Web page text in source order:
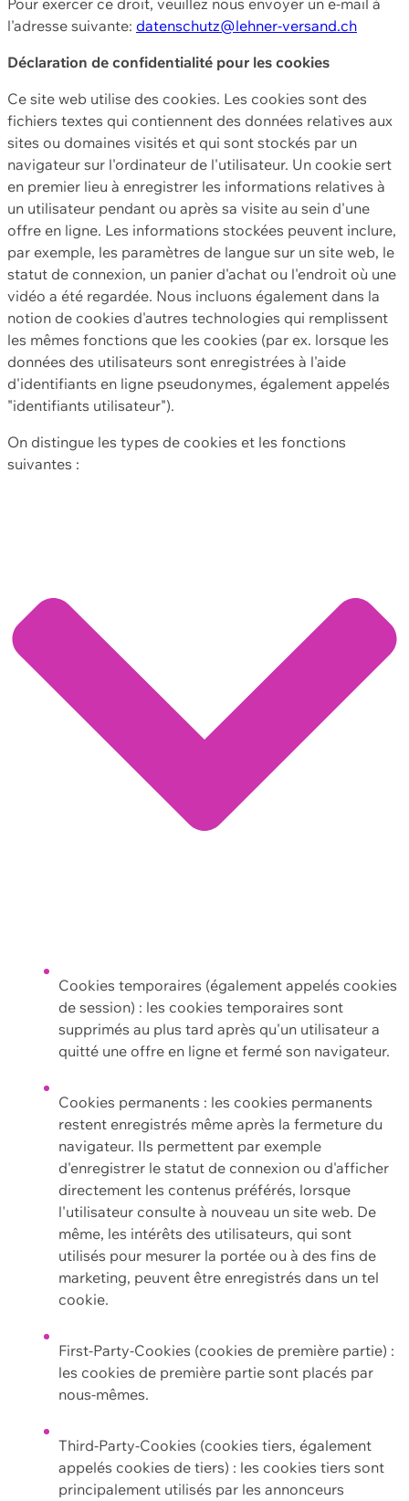
l'adresse suivante: datenschutz@lehner-versand.ch
Déclaration de confidentialité pour les cookies
Ce site web utilise des cookies. Les cookies sont des
fichiers textes qui contiennent des données relatives aux
sites ou domaines visités et qui sont stockés par un
navigateur sur l'ordinateur de l'utilisateur. Un cookie sert
en premier lieu à enregistrer les informations relatives à
un utilisateur pendant ou après sa visite au sein d'une
offre en ligne. Les informations stockées peuvent inclure,
par exemple, les paramètres de langue sur un site web, le
statut de connexion, un panier d'achat ou l'endroit où une
vidéo a été regardée. Nous incluons également dans la
notion de cookies d'autres technologies qui remplissent
les mêmes fonctions que les cookies (par ex. lorsque les
données des utilisateurs sont enregistrées à l'aide
d'identifiants en ligne pseudonymes, également appelés
"identifiants utilisateur").
On distingue les types de cookies et les fonctions
suivantes :
Cookies temporaires (également appelés cookies
de session) : les cookies temporaires sont
supprimés au plus tard après qu'un utilisateur a
quitté une offre en ligne et fermé son navigateur.
Cookies permanents : les cookies permanents
restent enregistrés même après la fermeture du
navigateur. Ils permettent par exemple
d'enregistrer le statut de connexion ou d'afficher
directement les contenus préférés, lorsque
l'utilisateur consulte à nouveau un site web. De
même, les intérêts des utilisateurs, qui sont
utilisés pour mesurer la portée ou à des fins de
marketing, peuvent être enregistrés dans un tel
cookie.
First-Party-Cookies (cookies de première partie) :
les cookies de première partie sont placés par
nous-mêmes.
Third-Party-Cookies (cookies tiers, également
appelés cookies de tiers) : les cookies tiers sont
principalement utilisés par les annonceurs